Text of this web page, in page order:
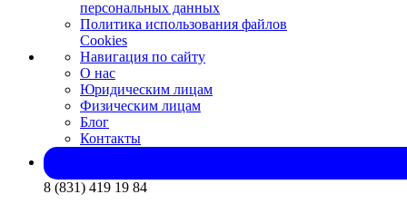
персональных данных
Политика использования файлов
Cookies
Навигация по сайту
О нас
Юридическим лицам
Физическим лицам
Блог
Контакты
8 (831) 419 19 84